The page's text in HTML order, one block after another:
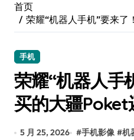
首页
荣耀“机器人手机”要来了
手机
荣耀“机器人手
买的大疆Poket
5 月 25, 2026 #手机影像 #机